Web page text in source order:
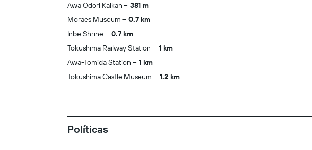
Awa Odori Kaikan
381 m
Moraes Museum
0.7 km
Inbe Shrine
0.7 km
Tokushima Railway Station
1 km
Awa-Tomida Station
1 km
Tokushima Castle Museum
1.2 km
Políticas